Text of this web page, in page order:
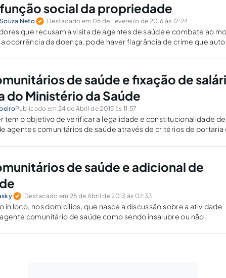
social da propriedade
Neto Destacado em 08 de Fevereiro de 2016 às 12:24
que recusam a visita de agentes de saúde e combate ao
ocorrência da doença, pode haver flagrância de crime que
de saúde e fixação de
do Ministério da Saúde
Publicado em 24 de Abril de 2015 às 11:57
tem o objetivo de verificar a legalidade e constitucionalidade de
agentes comunitários de saúde através de critérios de portaria
de saúde e adicional de
Destacado em 28 de Abril de 2013 às 07:33
in loco, nos domicílios, que nasce a discussão sobre a atividade
comunitário de saúde como sendo insalubre ou não.